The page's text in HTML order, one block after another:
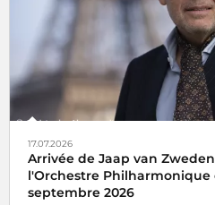
17.07.2026
Arrivée de Jaap van
l'Orchestre Philharmonique
septembre 2026